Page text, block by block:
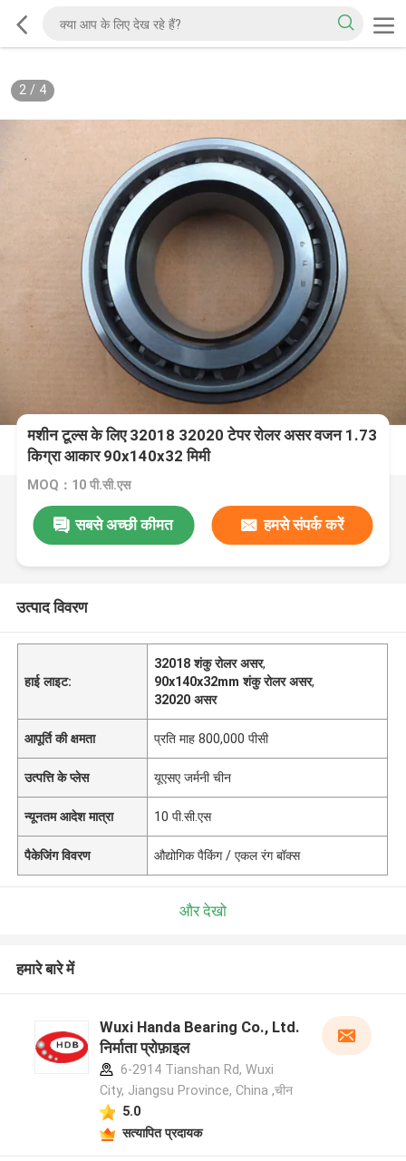
2/ 4
मशीन टूल्स के लिए 32018 32020 टेपर रोलर असर वजन 1.73
किग्रा आकार 90x140x32 मिमी
MOQ：10 पी.सी.एस
सबसे अच्छी कीमत हमसे संपर्क करें
उत्पाद विवरण
हाई लाइट:
32018 शंकु रोलर असर,
90x140x32mm शंकु रोलर असर,
32020 असर
आपूर्ति की क्षमता प्रति माह 800,000 पीसी
उत्पत्ति के प्लेस यूएसए जर्मनी चीन
न्यूनतम आदेश मात्रा 10 पी.सी.एस
पैकेजिंग विवरण औद्योगिक पैकिंग / एकल रंग बॉक्स
और देखो
हमारे बारे में
Wuxi Handa Bearing Co., Ltd.
निर्माता प्रोफ़ाइल
6-2914 Tianshan Rd, Wuxi
City, Jiangsu Province, China ,चीन
5.0
सत्यापित प्रदायक